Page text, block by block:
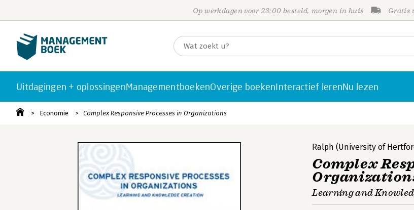
Op werkdagen voor 23:00 besteld, morgen in huis Gratis
Uitdagingen + oplossingenManagementboekenOverige boekenInteractief lerenNu lezen
Economie Complex Responsive Processes in Organizations
Ralph (University of
Complex
Learning and